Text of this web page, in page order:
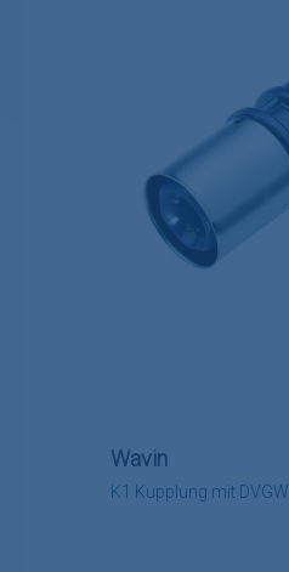
K1 Kupplung mit DVGW
Wavin